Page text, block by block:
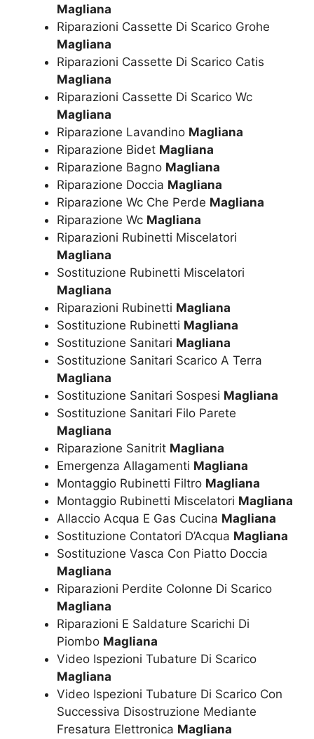
Magliana
Riparazioni Cassette Di Scarico Grohe
Magliana
Riparazioni Cassette Di Scarico Catis
Magliana
Riparazioni Cassette Di Scarico Wc
Magliana
Riparazione Lavandino Magliana
Riparazione Bidet Magliana
Riparazione Bagno Magliana
Riparazione Doccia Magliana
Riparazione Wc Che Perde Magliana
Riparazione Wc Magliana
Riparazioni Rubinetti Miscelatori
Magliana
Sostituzione Rubinetti Miscelatori
Magliana
Riparazioni Rubinetti Magliana
Sostituzione Rubinetti Magliana
Sostituzione Sanitari Magliana
Sostituzione Sanitari Scarico A Terra
Magliana
Sostituzione Sanitari Sospesi Magliana
Sostituzione Sanitari Filo Parete
Magliana
Riparazione Sanitrit Magliana
Emergenza Allagamenti Magliana
Montaggio Rubinetti Filtro Magliana
Montaggio Rubinetti Miscelatori Magliana
Allaccio Acqua E Gas Cucina Magliana
Sostituzione Contatori D’Acqua Magliana
Sostituzione Vasca Con Piatto Doccia
Magliana
Riparazioni Perdite Colonne Di Scarico
Magliana
Riparazioni E Saldature Scarichi Di
Piombo Magliana
Video Ispezioni Tubature Di Scarico
Magliana
Video Ispezioni Tubature Di Scarico Con
Successiva Disostruzione Mediante
Fresatura Elettronica Magliana